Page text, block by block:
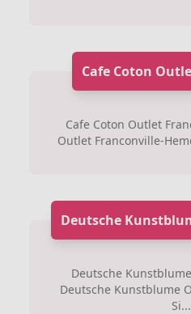
Cafe Coton
Cafe Coton Outlet
Outlet Franconville-
Deutsche
Deutsche
Deutsche Kunstblume
Si...